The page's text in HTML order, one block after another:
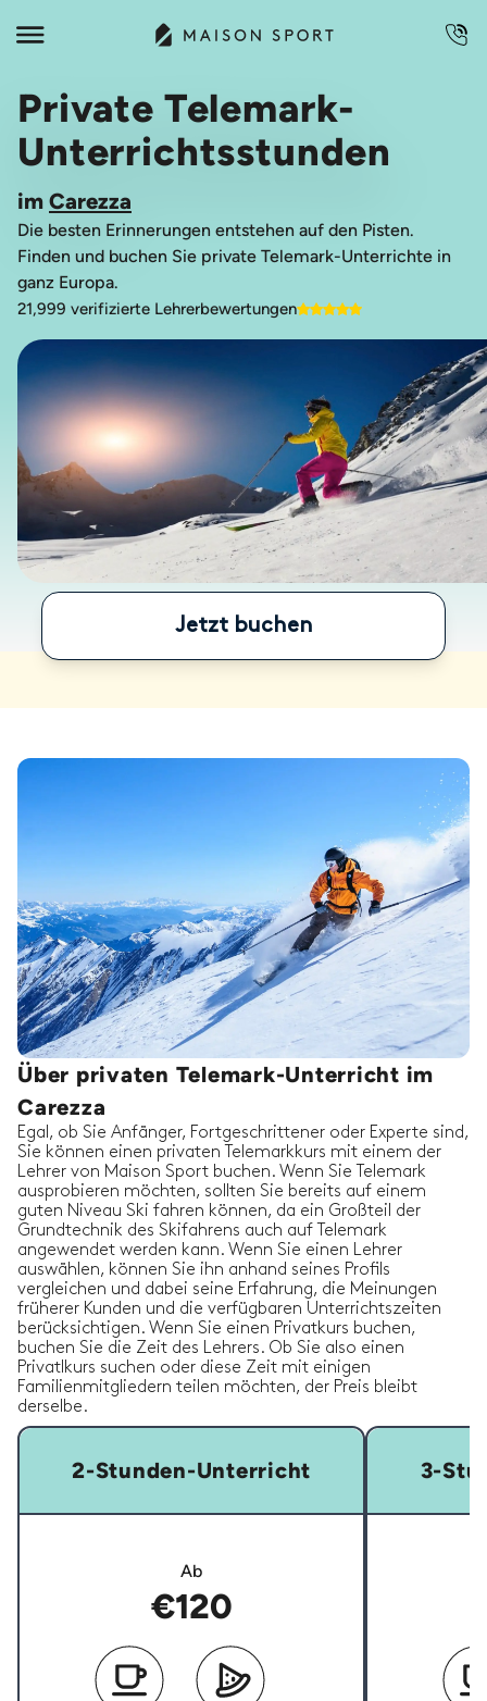
Private Telemark-
Unterrichtsstunden
im Carezza
Die besten Erinnerungen entstehen auf den Pisten.
Finden und buchen Sie private Telemark-Unterrichte in
ganz Europa.
21,999 verifizierte Lehrerbewertungen
Jetzt buchen
Über privaten Telemark-Unterricht im
Carezza
Egal, ob Sie Anfänger, Fortgeschrittener oder Experte sind,
Sie können einen privaten Telemarkkurs mit einem der
Lehrer von Maison Sport buchen. Wenn Sie Telemark
ausprobieren möchten, sollten Sie bereits auf einem
guten Niveau Ski fahren können, da ein Großteil der
Grundtechnik des Skifahrens auch auf Telemark
angewendet werden kann. Wenn Sie einen Lehrer
auswählen, können Sie ihn anhand seines Profils
vergleichen und dabei seine Erfahrung, die Meinungen
früherer Kunden und die verfügbaren Unterrichtszeiten
berücksichtigen. Wenn Sie einen Privatkurs buchen,
buchen Sie die Zeit des Lehrers. Ob Sie also einen
Privatlkurs suchen oder diese Zeit mit einigen
Familienmitgliedern teilen möchten, der Preis bleibt
derselbe.
2-Stunden-Unterricht
Ab
€120
3-